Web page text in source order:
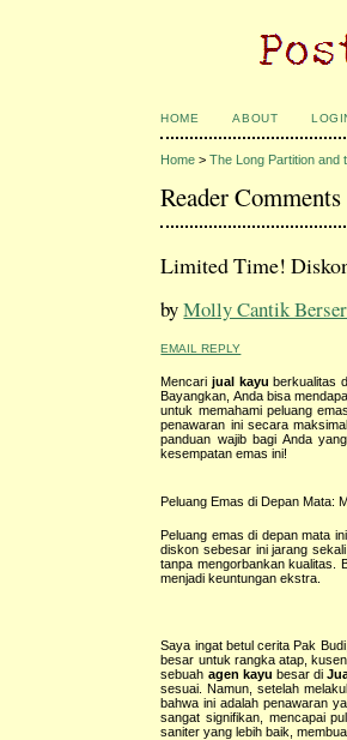
HOME ABOUT
Home >The Long Partition and
Reader Comments
Limited Time!
byMolly Cantik
EMAIL REPLY
Mencari jual kayu berkualitas
Bayangkan, Anda bisa
untuk memahami peluang
penawaran ini secara
panduan wajib bagi Anda
kesempatan emas ini!
Peluang Emas di Depan Mata:
Peluang emas di depan mata
diskon sebesar ini jarang
tanpa mengorbankan kualitas.
menjadi keuntungan ekstra.
Saya ingat betul cerita Pak
besar untuk rangka atap,
sebuah agen kayu besar di
sesuai. Namun, setelah
bahwa ini adalah penawaran
sangat signifikan, mencapai
saniter yang lebih baik,